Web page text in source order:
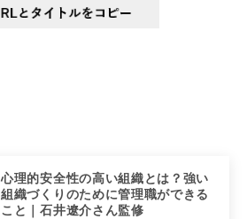
心理的安全性の高い組織とは？強い
組織づくりのために管理職ができる
こと｜石井遼介さん監修